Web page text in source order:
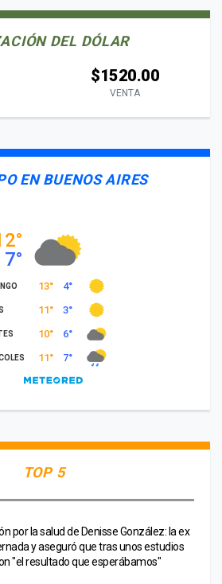
DEL DÓLAR
$1520.00
VENTA
EN BUENOS AIRES
TOP 5
por la salud de Denisse González: la ex
y aseguró que tras unos estudios
"el resultado que esperábamos"